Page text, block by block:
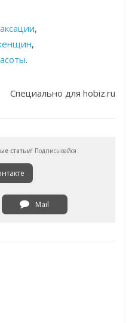
,
,
.
Специально для hobiz.ru
статьи! Подписывайся
Mail